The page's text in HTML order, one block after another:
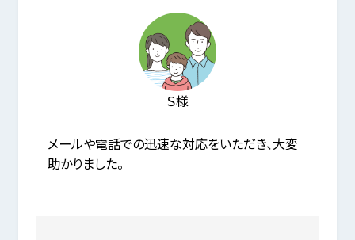
Ｓ様
メールや電話での迅速な対応をいただき、大変
助かりました。